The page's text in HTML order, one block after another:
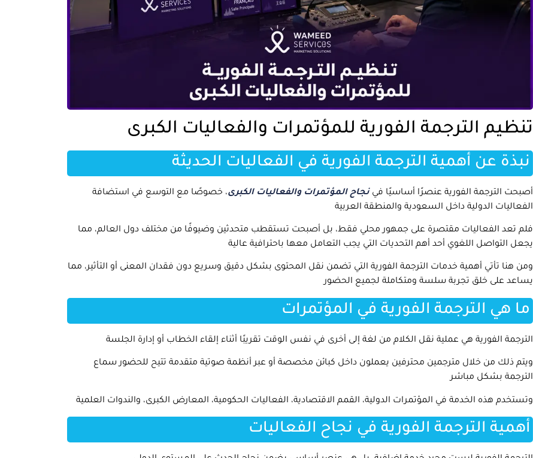
تنظيم الترجمة الفورية للمؤتمرات والفعاليات الكبرى
نبذة عن أهمية الترجمة الفورية في الفعاليات الحديثة
أصبحت الترجمة الفورية عنصرًا أساسيًا في نجاح المؤتمرات والفعاليات الكبرى، خصوصًا مع التوسع في استضافة
الفعاليات الدولية داخل السعودية والمنطقة العربية
فلم تعد الفعاليات مقتصرة على جمهور محلي فقط، بل أصبحت تستقطب متحدثين وضيوفًا من مختلف دول العالم، مما
يجعل التواصل اللغوي أحد أهم التحديات التي يجب التعامل معها باحترافية عالية
ومن هنا تأتي أهمية خدمات الترجمة الفورية التي تضمن نقل المحتوى بشكل دقيق وسريع دون فقدان المعنى أو التأثير، مما
يساعد على خلق تجربة سلسة ومتكاملة لجميع الحضور
ما هي الترجمة الفورية في المؤتمرات
الترجمة الفورية هي عملية نقل الكلام من لغة إلى أخرى في نفس الوقت تقريبًا أثناء إلقاء الخطاب أو إدارة الجلسة
ويتم ذلك من خلال مترجمين محترفين يعملون داخل كبائن مخصصة أو عبر أنظمة صوتية متقدمة تتيح للحضور سماع
الترجمة بشكل مباشر
وتستخدم هذه الخدمة في المؤتمرات الدولية، القمم الاقتصادية، الفعاليات الحكومية، المعارض الكبرى، والندوات العلمية
أهمية الترجمة الفورية في نجاح الفعاليات